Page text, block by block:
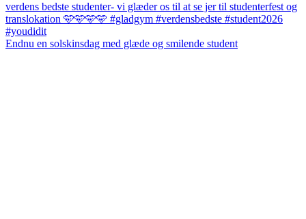
Endnu en solskinsdag med glæde og smilende student